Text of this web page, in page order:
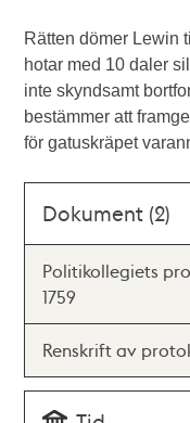
Rätten dömer Lewin
hotar med 10 daler
inte skyndsamt
bestämmer att
för gatuskräpet
Dokument (2)
Politikollegiets
1759
Renskrift av